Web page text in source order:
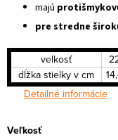
majú
pre stredne
velkosť
dĺžka stielky v cm
Detailné informácie
Veľkosť